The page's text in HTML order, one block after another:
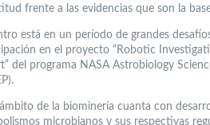
frente a las evidencias que son la
está en un período de grandes
en el proyecto “Robotic
del programa NASA Astrobiology
de la biominería cuanta con
microbianos y sus respectivas